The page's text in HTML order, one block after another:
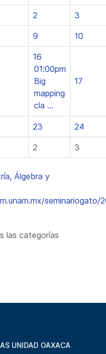
2 3
9 10
16
01:00pm
Big
mapping
cla ...
17
23 24
2
3
Álgebra y
seminariogato/
las categorías
UNIDAD OAXACA